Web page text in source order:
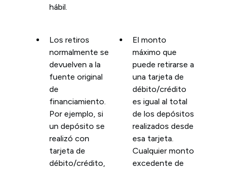
hábil.
Los retiros
normalmente se
devuelven a la
fuente original
de
financiamiento.
Por ejemplo, si
un depósito se
realizó con
tarjeta de
débito/crédito,
El monto
máximo que
puede retirarse a
una tarjeta de
débito/crédito
es igual al total
de los depósitos
realizados desde
esa tarjeta.
Cualquier monto
excedente de